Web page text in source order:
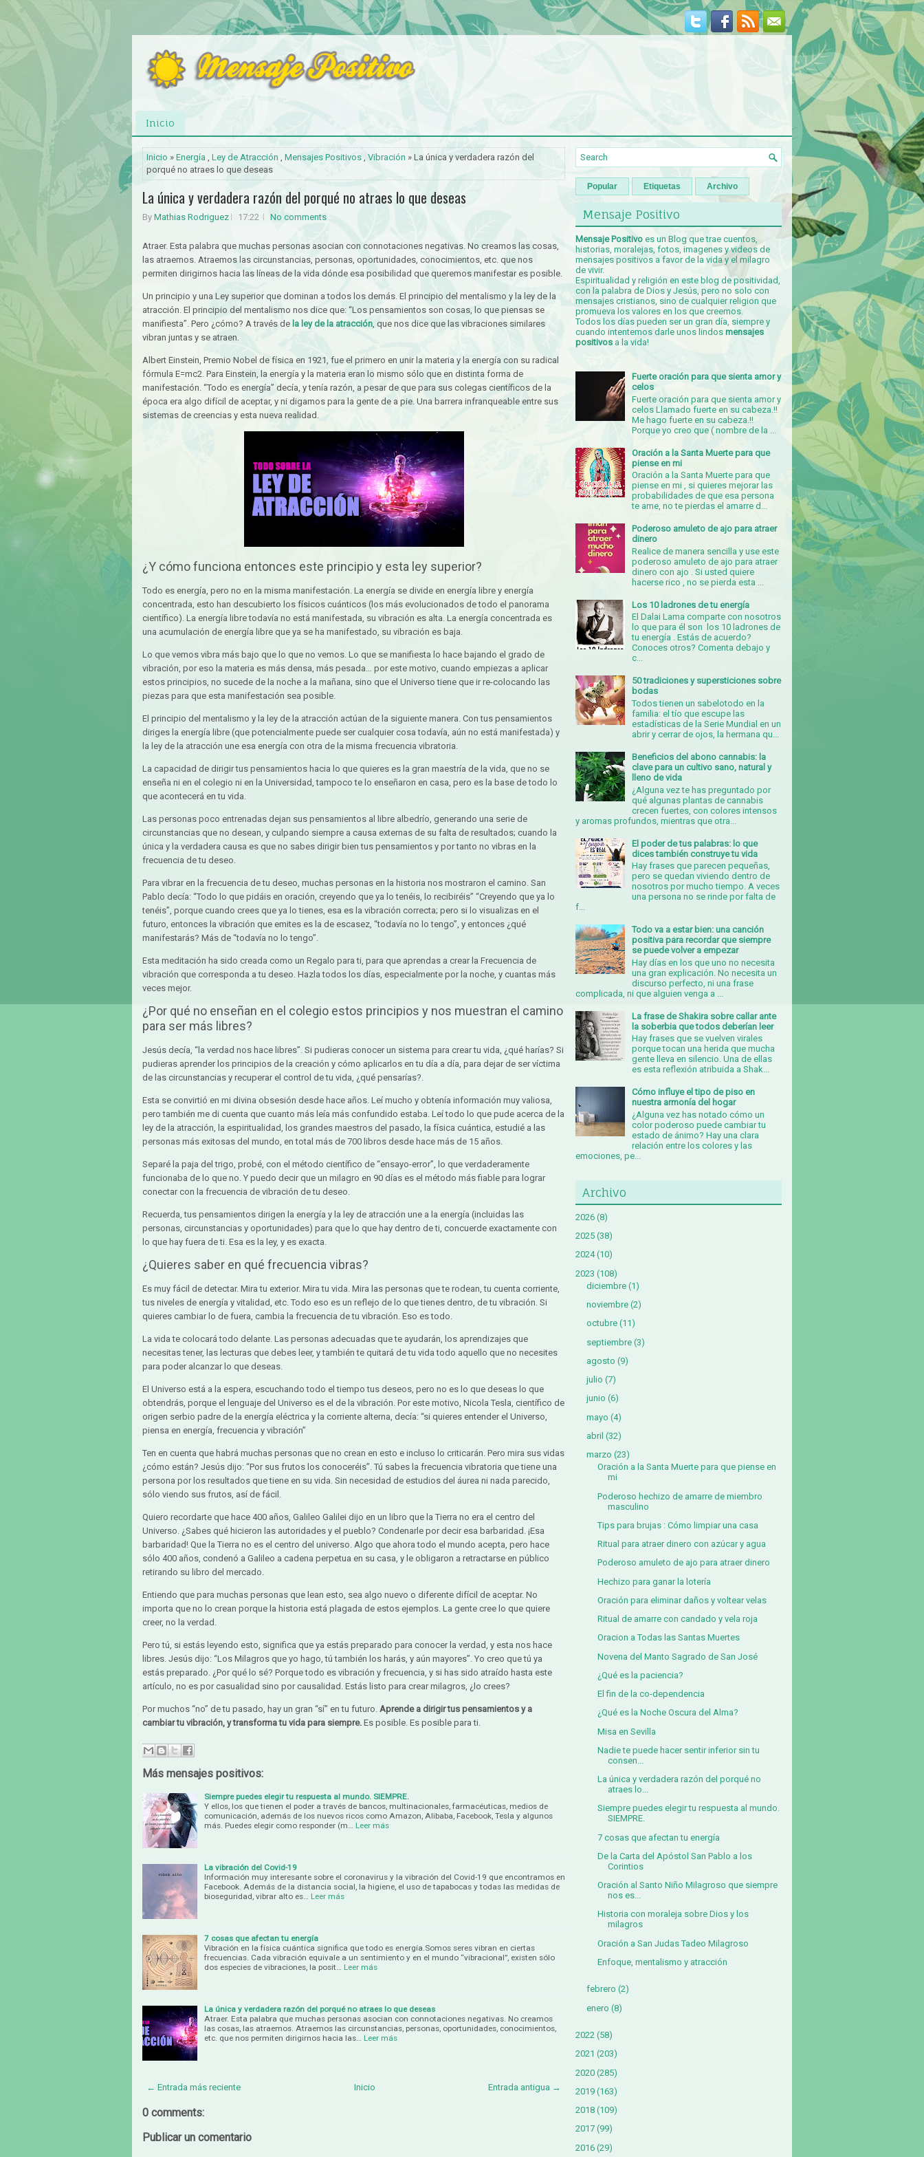
Inicio
Inicio » Energía , Ley de Atracción , Mensajes Positivos , Vibración » La única y verdadera razón del
porqué no atraes lo que deseas
La única y verdadera razón del porqué no atraes lo que deseas
By Mathias Rodriguez 17:22 No comments
Atraer. Esta palabra que muchas personas asocian con connotaciones negativas. No creamos las cosas,
las atraemos. Atraemos las circunstancias, personas, oportunidades, conocimientos, etc. que nos
permiten dirigirnos hacia las líneas de la vida dónde esa posibilidad que queremos manifestar es posible.
Un principio y una Ley superior que dominan a todos los demás. El principio del mentalismo y la ley de la
atracción. El principio del mentalismo nos dice que: “Los pensamientos son cosas, lo que piensas se
manifiesta”. Pero ¿cómo? A través de la ley de la atracción, que nos dice que las vibraciones similares
vibran juntas y se atraen.
Albert Einstein, Premio Nobel de física en 1921, fue el primero en unir la materia y la energía con su radical
fórmula E=mc2. Para Einstein, la energía y la materia eran lo mismo sólo que en distinta forma de
manifestación. “Todo es energía” decía, y tenía razón, a pesar de que para sus colegas científicos de la
época era algo difícil de aceptar, y ni digamos para la gente de a pie. Una barrera infranqueable entre sus
sistemas de creencias y esta nueva realidad.
¿Y cómo funciona entonces este principio y esta ley superior?
Todo es energía, pero no en la misma manifestación. La energía se divide en energía libre y energía
concentrada, esto han descubierto los físicos cuánticos (los más evolucionados de todo el panorama
científico). La energía libre todavía no está manifestada, su vibración es alta. La energía concentrada es
una acumulación de energía libre que ya se ha manifestado, su vibración es baja.
Lo que vemos vibra más bajo que lo que no vemos. Lo que se manifiesta lo hace bajando el grado de
vibración, por eso la materia es más densa, más pesada… por este motivo, cuando empiezas a aplicar
estos principios, no sucede de la noche a la mañana, sino que el Universo tiene que ir re-colocando las
piezas para que esta manifestación sea posible.
El principio del mentalismo y la ley de la atracción actúan de la siguiente manera. Con tus pensamientos
diriges la energía libre (que potencialmente puede ser cualquier cosa todavía, aún no está manifestada) y
la ley de la atracción une esa energía con otra de la misma frecuencia vibratoria.
La capacidad de dirigir tus pensamientos hacia lo que quieres es la gran maestría de la vida, que no se
enseña ni en el colegio ni en la Universidad, tampoco te lo enseñaron en casa, pero es la base de todo lo
que acontecerá en tu vida.
Las personas poco entrenadas dejan sus pensamientos al libre albedrío, generando una serie de
circunstancias que no desean, y culpando siempre a causa externas de su falta de resultados; cuando la
única y la verdadera causa es que no sabes dirigir bien tus pensamientos y por tanto no vibras en la
frecuencia de tu deseo.
Para vibrar en la frecuencia de tu deseo, muchas personas en la historia nos mostraron el camino. San
Pablo decía: “Todo lo que pidáis en oración, creyendo que ya lo tenéis, lo recibiréis” “Creyendo que ya lo
tenéis”, porque cuando crees que ya lo tienes, esa es la vibración correcta; pero si lo visualizas en el
futuro, entonces la vibración que emites es la de escasez, “todavía no lo tengo”, y entonces ¿qué
manifestarás? Más de “todavía no lo tengo”.
Esta meditación ha sido creada como un Regalo para ti, para que aprendas a crear la Frecuencia de
vibración que corresponda a tu deseo. Hazla todos los días, especialmente por la noche, y cuantas más
veces mejor.
¿Por qué no enseñan en el colegio estos principios y nos muestran el camino
para ser más libres?
Jesús decía, “la verdad nos hace libres”. Si pudieras conocer un sistema para crear tu vida, ¿qué harías? Si
pudieras aprender los principios de la creación y cómo aplicarlos en tu día a día, para dejar de ser víctima
de las circunstancias y recuperar el control de tu vida, ¿qué pensarías?.
Esta se convirtió en mi divina obsesión desde hace años. Leí mucho y obtenía información muy valiosa,
pero también me di cuenta que cuanto más leía más confundido estaba. Leí todo lo que pude acerca de la
ley de la atracción, la espiritualidad, los grandes maestros del pasado, la física cuántica, estudié a las
personas más exitosas del mundo, en total más de 700 libros desde hace más de 15 años.
Separé la paja del trigo, probé, con el método científico de “ensayo-error”, lo que verdaderamente
funcionaba de lo que no. Y puedo decir que un milagro en 90 días es el método más fiable para lograr
conectar con la frecuencia de vibración de tu deseo.
Recuerda, tus pensamientos dirigen la energía y la ley de atracción une a la energía (incluidas las
personas, circunstancias y oportunidades) para que lo que hay dentro de ti, concuerde exactamente con
lo que hay fuera de ti. Esa es la ley, y es exacta.
¿Quieres saber en qué frecuencia vibras?
Es muy fácil de detectar. Mira tu exterior. Mira tu vida. Mira las personas que te rodean, tu cuenta corriente,
tus niveles de energía y vitalidad, etc. Todo eso es un reflejo de lo que tienes dentro, de tu vibración. Si
quieres cambiar lo de fuera, cambia la frecuencia de tu vibración. Eso es todo.
La vida te colocará todo delante. Las personas adecuadas que te ayudarán, los aprendizajes que
necesitas tener, las lecturas que debes leer, y también te quitará de tu vida todo aquello que no necesites
para poder alcanzar lo que deseas.
El Universo está a la espera, escuchando todo el tiempo tus deseos, pero no es lo que deseas lo que
obtendrás, porque el lenguaje del Universo es el de la vibración. Por este motivo, Nicola Tesla, científico de
origen serbio padre de la energía eléctrica y la corriente alterna, decía: “si quieres entender el Universo,
piensa en energía, frecuencia y vibración”
Ten en cuenta que habrá muchas personas que no crean en esto e incluso lo criticarán. Pero mira sus vidas
¿cómo están? Jesús dijo: “Por sus frutos los conoceréis”. Tú sabes la frecuencia vibratoria que tiene una
persona por los resultados que tiene en su vida. Sin necesidad de estudios del áurea ni nada parecido,
sólo viendo sus frutos, así de fácil.
Quiero recordarte que hace 400 años, Galileo Galilei dijo en un libro que la Tierra no era el centro del
Universo. ¿Sabes qué hicieron las autoridades y el pueblo? Condenarle por decir esa barbaridad. ¡Esa
barbaridad! Que la Tierra no es el centro del universo. Algo que ahora todo el mundo acepta, pero hace
sólo 400 años, condenó a Galileo a cadena perpetua en su casa, y le obligaron a retractarse en público
retirando su libro del mercado.
Entiendo que para muchas personas que lean esto, sea algo nuevo o diferente difícil de aceptar. No
importa que no lo crean porque la historia está plagada de estos ejemplos. La gente cree lo que quiere
creer, no la verdad.
Pero tú, si estás leyendo esto, significa que ya estás preparado para conocer la verdad, y esta nos hace
libres. Jesús dijo: “Los Milagros que yo hago, tú también los harás, y aún mayores”. Yo creo que tú ya
estás preparado. ¿Por qué lo sé? Porque todo es vibración y frecuencia, y si has sido atraído hasta este
artículo, no es por casualidad sino por causalidad. Estás listo para crear milagros, ¿lo crees?
Por muchos “no” de tu pasado, hay un gran “sí” en tu futuro. Aprende a dirigir tus pensamientos y a
cambiar tu vibración, y transforma tu vida para siempre. Es posible. Es posible para ti.
Más mensajes positivos:
Siempre puedes elegir tu respuesta al mundo. SIEMPRE.
Y ellos, los que tienen el poder a través de bancos, multinacionales, farmacéuticas, medios de
comunicación, además de los nuevos ricos como Amazon, Alibaba, Facebook, Tesla y algunos
más. Puedes elegir como responder (m…
Leer más
La vibración del Covid-19
Información muy interesante sobre el coronavirus y la vibración del Covid-19 que encontramos en
Facebook. Además de la distancia social, la higiene, el uso de tapabocas y todas las medidas de
bioseguridad, vibrar alto es…
Leer más
7 cosas que afectan tu energía
Vibración en la física cuántica significa que todo es energía.Somos seres vibran en ciertas
frecuencias. Cada vibración equivale a un sentimiento y en el mundo “vibracional”, existen sólo
dos especies de vibraciones, la posit…
Leer más
La única y verdadera razón del porqué no atraes lo que deseas
Atraer. Esta palabra que muchas personas asocian con connotaciones negativas. No creamos
las cosas, las atraemos. Atraemos las circunstancias, personas, oportunidades, conocimientos,
etc. que nos permiten dirigirnos hacia las…
Leer más
← Entrada más reciente Entrada antigua →
Inicio
0 comments:
Publicar un comentario
Popular Etiquetas Archivo
Mensaje Positivo
Mensaje Positivo es un Blog que trae cuentos,
historias, moralejas, fotos, imagenes y videos de
mensajes positivos a favor de la vida y el milagro
de vivir.
Espiritualidad y religión en este blog de positividad,
con la palabra de Dios y Jesús, pero no solo con
mensajes cristianos, sino de cualquier religion que
promueva los valores en los que creemos.
Todos los días pueden ser un gran día, siempre y
cuando intentemos darle unos lindos mensajes
positivos a la vida!
Fuerte oración para que sienta amor y
celos
Fuerte oración para que sienta amor y
celos Llamado fuerte en su cabeza.!!
Me hago fuerte en su cabeza.!!
Porque yo creo que ( nombre de la ...
Oración a la Santa Muerte para que
piense en mi
Oración a la Santa Muerte para que
piense en mi , si quieres mejorar las
probabilidades de que esa persona
te ame, no te pierdas el amarre d...
Poderoso amuleto de ajo para atraer
dinero
Realice de manera sencilla y use este
poderoso amuleto de ajo para atraer
dinero con ajo . Si usted quiere
hacerse rico , no se pierda esta ...
Los 10 ladrones de tu energía
El Dalai Lama comparte con nosotros
lo que para él son los 10 ladrones de
tu energía . Estás de acuerdo?
Conoces otros? Comenta debajo y
c...
50 tradiciones y supersticiones sobre
bodas
Todos tienen un sabelotodo en la
familia: el tío que escupe las
estadísticas de la Serie Mundial en un
abrir y cerrar de ojos, la hermana qu...
Beneficios del abono cannabis: la
clave para un cultivo sano, natural y
lleno de vida
¿Alguna vez te has preguntado por
qué algunas plantas de cannabis
crecen fuertes, con colores intensos
y aromas profundos, mientras que otra...
El poder de tus palabras: lo que
dices también construye tu vida
Hay frases que parecen pequeñas,
pero se quedan viviendo dentro de
nosotros por mucho tiempo. A veces
una persona no se rinde por falta de
f...
Todo va a estar bien: una canción
positiva para recordar que siempre
se puede volver a empezar
Hay días en los que uno no necesita
una gran explicación. No necesita un
discurso perfecto, ni una frase
complicada, ni que alguien venga a ...
La frase de Shakira sobre callar ante
la soberbia que todos deberían leer
Hay frases que se vuelven virales
porque tocan una herida que mucha
gente lleva en silencio. Una de ellas
es esta reflexión atribuida a Shak...
Cómo influye el tipo de piso en
nuestra armonía del hogar
¿Alguna vez has notado cómo un
color poderoso puede cambiar tu
estado de ánimo? Hay una clara
relación entre los colores y las
emociones, pe...
Archivo
2026 (8)
2025 (38)
2024 (10)
2023 (108)
diciembre (1)
noviembre (2)
octubre (11)
septiembre (3)
agosto (9)
julio (7)
junio (6)
mayo (4)
abril (32)
marzo (23)
Oración a la Santa Muerte para que piense en
mi
Poderoso hechizo de amarre de miembro
masculino
Tips para brujas : Cómo limpiar una casa
Ritual para atraer dinero con azúcar y agua
Poderoso amuleto de ajo para atraer dinero
Hechizo para ganar la lotería
Oración para eliminar daños y voltear velas
Ritual de amarre con candado y vela roja
Oracion a Todas las Santas Muertes
Novena del Manto Sagrado de San José
¿Qué es la paciencia?
El fin de la co-dependencia
¿Qué es la Noche Oscura del Alma?
Misa en Sevilla
Nadie te puede hacer sentir inferior sin tu
consen...
La única y verdadera razón del porqué no
atraes lo...
Siempre puedes elegir tu respuesta al mundo.
SIEMPRE.
7 cosas que afectan tu energía
De la Carta del Apóstol San Pablo a los
Corintios
Oración al Santo Niño Milagroso que siempre
nos es...
Historia con moraleja sobre Dios y los
milagros
Oración a San Judas Tadeo Milagroso
Enfoque, mentalismo y atracción
febrero (2)
enero (8)
2022 (58)
2021 (203)
2020 (285)
2019 (163)
2018 (109)
2017 (99)
2016 (29)